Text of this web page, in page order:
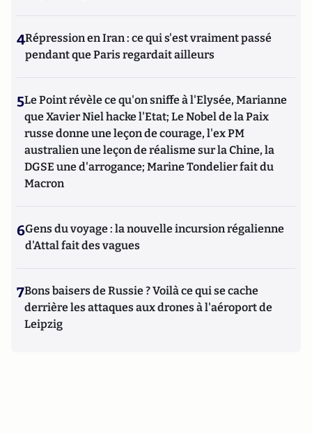
4Répression en Iran : ce qui s'est vraiment passé
pendant que Paris regardait ailleurs
5Le Point révèle ce qu'on sniffe à l'Elysée, Marianne
que Xavier Niel hacke l'Etat; Le Nobel de la Paix
russe donne une leçon de courage, l'ex PM
australien une leçon de réalisme sur la Chine, la
DGSE une d'arrogance; Marine Tondelier fait du
Macron
6Gens du voyage : la nouvelle incursion régalienne
d'Attal fait des vagues
7Bons baisers de Russie ? Voilà ce qui se cache
derrière les attaques aux drones à l'aéroport de
Leipzig